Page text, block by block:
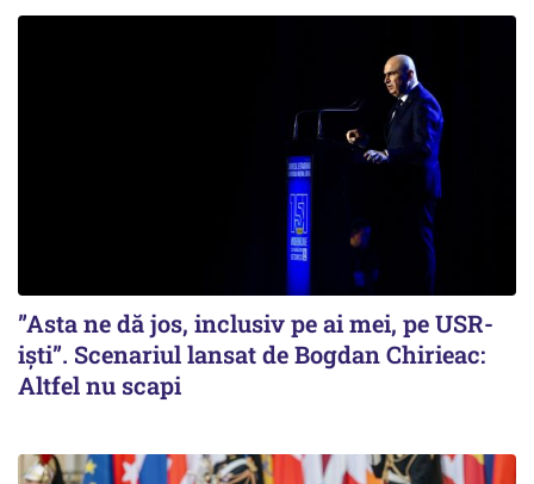
”Asta ne dă jos, inclusiv pe ai mei, pe USR-
iști”. Scenariul lansat de Bogdan Chirieac:
Altfel nu scapi